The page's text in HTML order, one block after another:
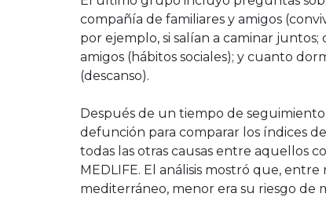
compañía de familiares y amigos
por ejemplo, si salían a caminar
amigos (hábitos sociales); y cuanto
(descanso).
Después de un tiempo de
defunción para comparar los índices
todas las otras causas entre aquellos
MEDLIFE. El análisis mostró que,
mediterráneo, menor era su riesgo de